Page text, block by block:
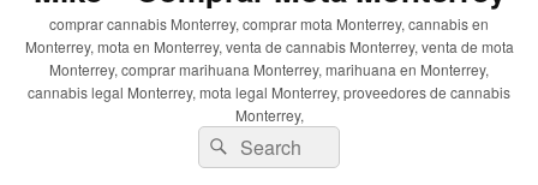
comprar cannabis Monterrey, comprar mota Monterrey, cannabis en
Monterrey, mota en Monterrey, venta de cannabis Monterrey, venta de mota
Monterrey, comprar marihuana Monterrey, marihuana en Monterrey,
cannabis legal Monterrey, mota legal Monterrey, proveedores de cannabis
Monterrey,
Search
for:
Search